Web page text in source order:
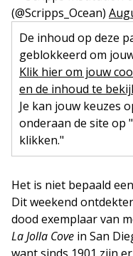
(@Scripps_Ocean)
De inhoud op deze
geblokkeerd om
Klik hier om jouw
en de inhoud te
Je kan jouw keuzes
onderaan de site op
klikken."
Het is niet bepaald
Dit weekend
dood exemplaar van
La Jolla Cove in San